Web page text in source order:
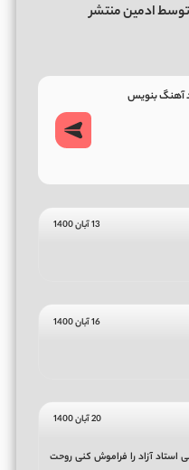
ادمین منتشر
13 آبان 1400
16 آبان 1400
20 آبان 1400
استاد آزاد را فراموش کنی روحت